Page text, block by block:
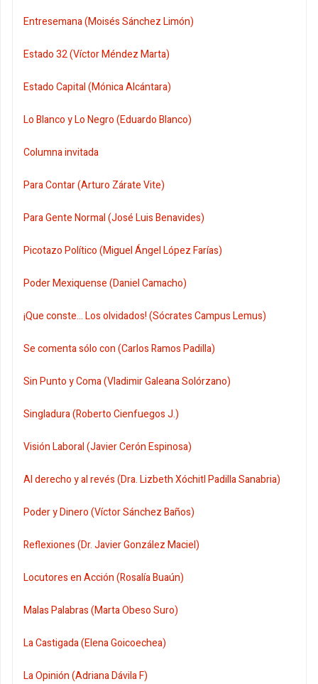
Entresemana (Moisés Sánchez Limón)
Estado 32 (Víctor Méndez Marta)
Estado Capital (Mónica Alcántara)
Lo Blanco y Lo Negro (Eduardo Blanco)
Columna invitada
Para Contar (Arturo Zárate Vite)
Para Gente Normal (José Luis Benavides)
Picotazo Político (Miguel Ángel López Farías)
Poder Mexiquense (Daniel Camacho)
¡Que conste... Los olvidados! (Sócrates Campus Lemus)
Se comenta sólo con (Carlos Ramos Padilla)
Sin Punto y Coma (Vladimir Galeana Solórzano)
Singladura (Roberto Cienfuegos J.)
Visión Laboral (Javier Cerón Espinosa)
Al derecho y al revés (Dra. Lizbeth Xóchitl Padilla Sanabria)
Poder y Dinero (Víctor Sánchez Baños)
Reflexiones (Dr. Javier González Maciel)
Locutores en Acción (Rosalía Buaún)
Malas Palabras (Marta Obeso Suro)
La Castigada (Elena Goicoechea)
La Opinión (Adriana Dávila F)